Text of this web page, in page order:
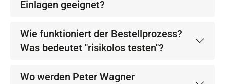
Einlagen geeignet?
Wie funktioniert der Bestellprozess?
Was bedeutet "risikolos testen"?
Wo werden Peter Wagner